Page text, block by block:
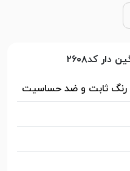
کد۲۶۰۸
رنگ ثابت و ضد حساسیت